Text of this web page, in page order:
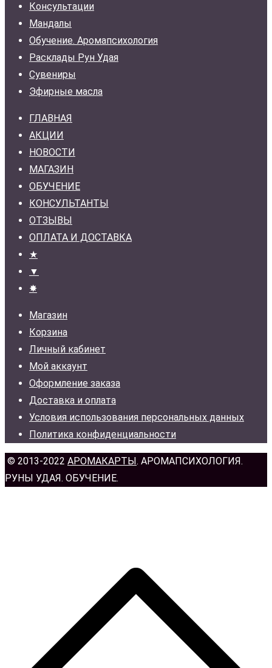
Консультации
Мандалы
Обучение. Аромапсихология
Расклады Рун Удая
Сувениры
Эфирные масла
ГЛАВНАЯ
АКЦИИ
НОВОСТИ
МАГАЗИН
ОБУЧЕНИЕ
КОНСУЛЬТАНТЫ
ОТЗЫВЫ
ОПЛАТА И ДОСТАВКА
★
▼
✸
Магазин
Корзина
Личный кабинет
Мой аккаунт
Оформление заказа
Доставка и оплата
Условия использования персональных данных
Политика конфиденциальности
© 2013-2022 АРОМАКАРТЫ . АРОМАПСИХОЛОГИЯ.
РУНЫ УДАЯ. ОБУЧЕНИЕ.